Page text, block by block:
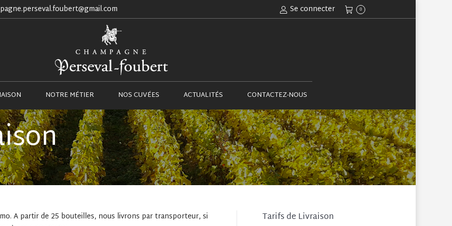
Se connecter 0
NOTRE MÉTIER NOS CUVÉES ACTUALITÉS CONTACTEZ-NOUS
A partir de 25 bouteilles, nous livrons par transporteur, si
Tarifs de Livraison
NOTRE MAISON NOTRE MÉTIER NOS CUVÉES ACTUALITÉS CONTACTEZ-NOUS